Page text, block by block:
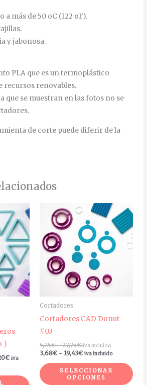
a más de 50 oC (122 oF).
y jabonosa.
PLA que es un termoplástico
recursos renovables.
que se muestran en las fotos no se
de corte puede diferir de la
)
€ iva
Cortadores
Cortadores CAD Donut
#03
5,25€ - 27,75€
Rango
de
precios:
desde
5,25€
hasta
27,75€
iva incluido
3,68€ - 19,43€
Rango
precios:
desde
3,68€
hasta
19,43€
iva incluido
SELECCIONAR
OPCIONES
de